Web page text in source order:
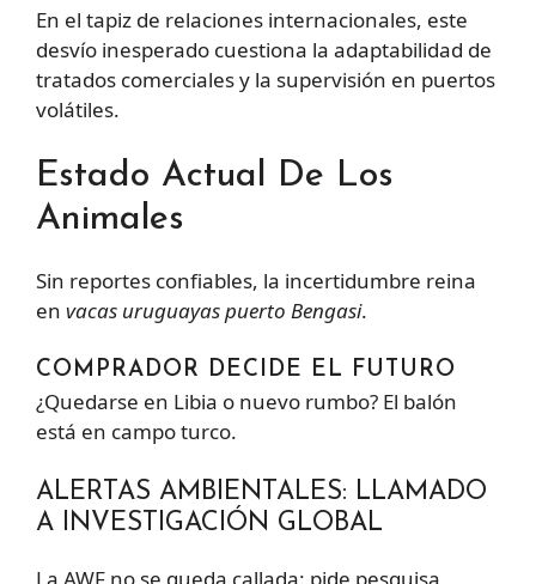
En el tapiz de relaciones internacionales, este
desvío inesperado cuestiona la adaptabilidad de
tratados comerciales y la supervisión en puertos
volátiles.
Estado Actual De Los
Animales
Sin reportes confiables, la incertidumbre reina
en vacas uruguayas puerto Bengasi.
COMPRADOR DECIDE EL FUTURO
¿Quedarse en Libia o nuevo rumbo? El balón
está en campo turco.
ALERTAS AMBIENTALES: LLAMADO
A INVESTIGACIÓN GLOBAL